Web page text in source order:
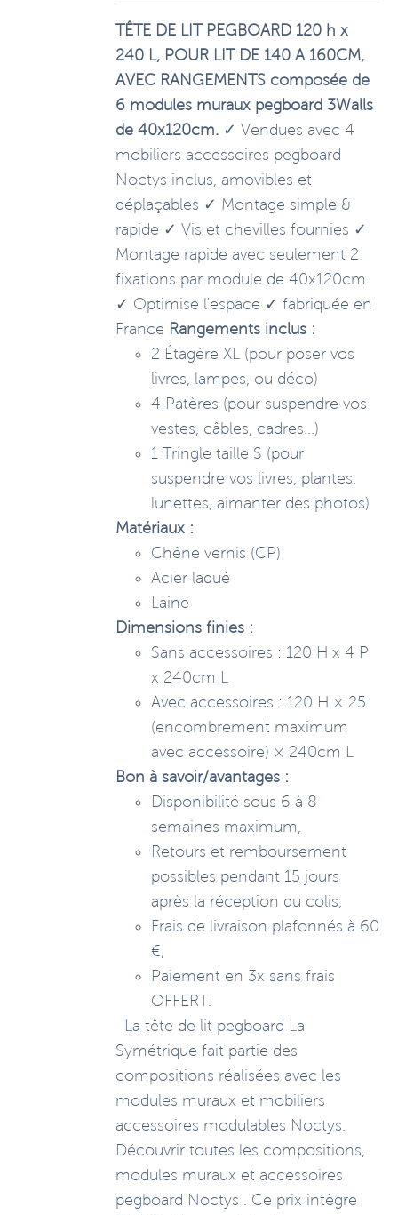
TÊTE DE LIT PEGBOARD 120 h x
240 L, POUR LIT DE 140 A 160CM,
AVEC RANGEMENTS composée de
6 modules muraux pegboard 3Walls
de 40x120cm. ✓ Vendues avec 4
mobiliers accessoires pegboard
Noctys inclus, amovibles et
déplaçables ✓ Montage simple &
rapide ✓ Vis et chevilles fournies ✓
Montage rapide avec seulement 2
fixations par module de 40x120cm
✓ Optimise l'espace ✓ fabriquée en
France Rangements inclus :
2 Étagère XL (pour poser vos
livres, lampes, ou déco)
4 Patères (pour suspendre vos
vestes, câbles, cadres...)
1 Tringle taille S (pour
suspendre vos livres, plantes,
lunettes, aimanter des photos)
Matériaux :
Chêne vernis (CP)
Acier laqué
Laine
Dimensions finies :
Sans accessoires : 120 H x 4 P
x 240cm L
Avec accessoires : 120 H × 25
(encombrement maximum
avec accessoire) × 240cm L
Bon à savoir/avantages :
Disponibilité sous 6 à 8
semaines maximum,
Retours et remboursement
possibles pendant 15 jours
après la réception du colis,
Frais de livraison plafonnés à 60
€,
Paiement en 3x sans frais
OFFERT.
La tête de lit pegboard La
Symétrique fait partie des
compositions réalisées avec les
modules muraux et mobiliers
accessoires modulables Noctys.
Découvrir toutes les compositions,
modules muraux et accessoires
pegboard Noctys . Ce prix intègre